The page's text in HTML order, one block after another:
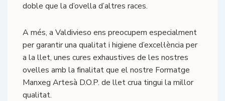
doble que la d’ovella d’altres races.
A més, a Valdivieso ens preocupem especialment
per garantir una qualitat i higiene d’excel·lència per
a la llet, unes cures exhaustives de les nostres
ovelles amb la finalitat que el nostre Formatge
Manxeg Artesà D.O.P. de llet crua tingui la millor
qualitat.